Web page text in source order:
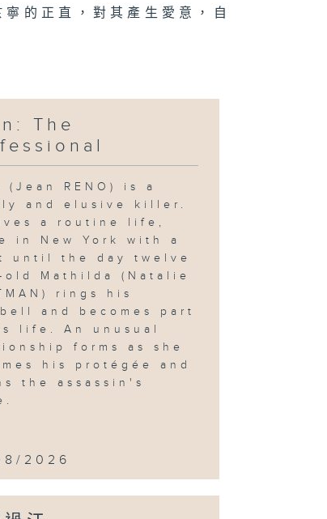
的正直，對其產生愛意，自
The
(Jean RENO) is a
and elusive killer.
a routine life,
in New York with a
until the day twelve
old Mathilda (Natalie
rings his
and becomes part
life. An unusual
forms as she
his protégée and
the assassin's
2026